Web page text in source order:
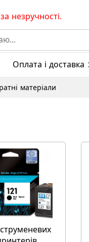
незручності.
Оплата і доставка
матеріали